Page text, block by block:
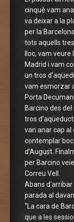
cinquè vam
va deixar a la
per la
tots aquells
lloc, vam
Madrid i vam
un tros
vam esmorzar
Porta
Barcino des
tros
van anar cap
contemplar
d’August.
per Barcino
Correu Vell.
Abans
parada al
“La cara de
que a les